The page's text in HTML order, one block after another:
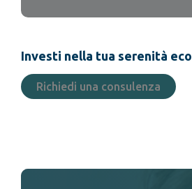
Investi nella tua serenità
Richiedi una consulenza